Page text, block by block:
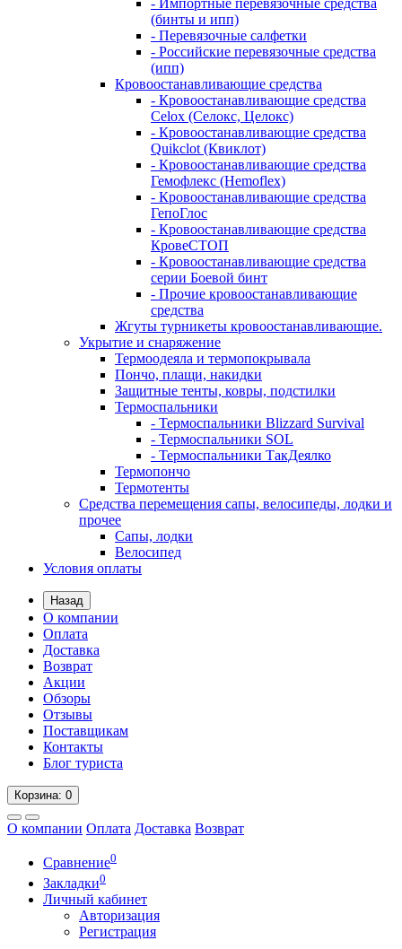
- Импортные перевязочные средства
(бинты и ипп)
- Перевязочные салфетки
- Российские перевязочные средства
(ипп)
Кровоостанавливающие средства
- Кровоостанавливающие средства
Celox (Селокс, Целокс)
- Кровоостанавливающие средства
Quikclot (Квиклот)
- Кровоостанавливающие средства
Гемофлекс (Hemoflex)
- Кровоостанавливающие средства
ГепоГлос
- Кровоостанавливающие средства
КровеСТОП
- Кровоостанавливающие средства
серии Боевой бинт
- Прочие кровоостанавливающие
средства
Жгуты турникеты кровоостанавливающие.
Укрытие и снаряжение
Термоодеяла и термопокрывала
Пончо, плащи, накидки
Защитные тенты, ковры, подстилки
Термоспальники
- Термоспальники Blizzard Survival
- Термоспальники SOL
- Термоспальники ТакДеялко
Термопончо
Термотенты
Средства перемещения сапы, велосипеды, лодки и
прочее
Сапы, лодки
Велосипед
Условия оплаты
Назад
О компании
Оплата
Доставка
Возврат
Акции
Обзоры
Отзывы
Поставщикам
Контакты
Блог туриста
Корзина: 0
О компании Оплата Доставка Возврат
Сравнение0
Закладки0
Личный кабинет
Авторизация
Регистрация